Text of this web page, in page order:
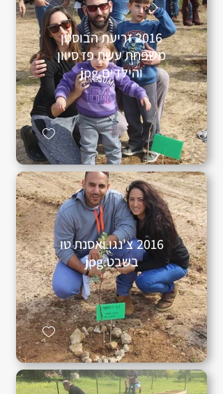
2016 זריעת הבוסטן
משפחת עשת פז סיוון
והילדים.jpg
2016 צ'נגו ואסנת טו
בשבט.jpg